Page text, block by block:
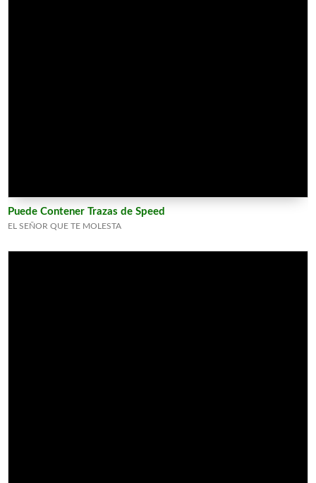
Puede Contener Trazas de Speed
EL SEÑOR QUE TE MOLESTA